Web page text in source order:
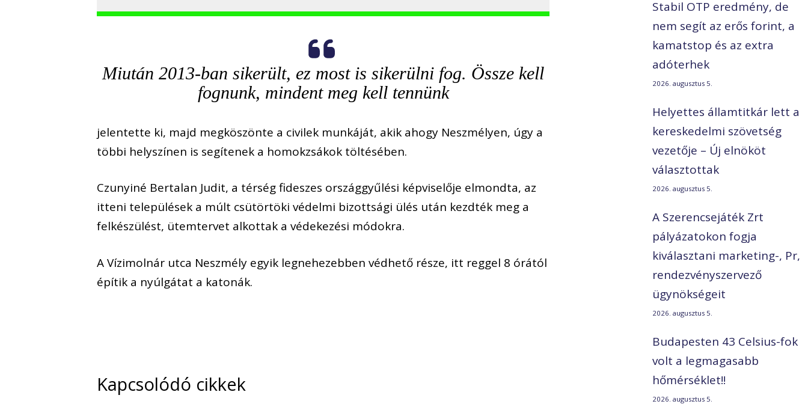
Miután 2013-ban sikerült, ez most is sikerülni fog. Össze kell
fognunk, mindent meg kell tennünk
jelentette ki, majd megköszönte a civilek munkáját, akik ahogy Neszmélyen, úgy a
többi helyszínen is segítenek a homokzsákok töltésében.
Czunyiné Bertalan Judit, a térség fideszes országgyűlési képviselője elmondta, az
itteni települések a múlt csütörtöki védelmi bizottsági ülés után kezdték meg a
felkészülést, ütemtervet alkottak a védekezési módokra.
A Vízimolnár utca Neszmély egyik legnehezebben védhető része, itt reggel 8 órától
építik a nyúlgátat a katonák.
Kapcsolódó cikkek
Stabil OTP eredmény, de
nem segít az erős forint, a
kamatstop és az extra
adóterhek
2026. augusztus 5.
Helyettes államtitkár lett a
kereskedelmi szövetség
vezetője – Új elnököt
választottak
2026. augusztus 5.
A Szerencsejáték Zrt
pályázatokon fogja
kiválasztani marketing-, Pr,
rendezvényszervező
ügynökségeit
2026. augusztus 5.
Budapesten 43 Celsius-fok
volt a legmagasabb
hőmérséklet!!
2026. augusztus 5.